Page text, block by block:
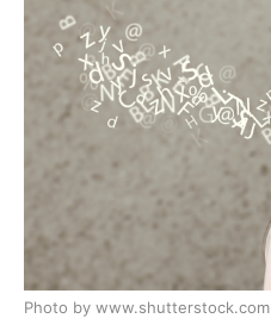
Photo by www.shutterstock.com